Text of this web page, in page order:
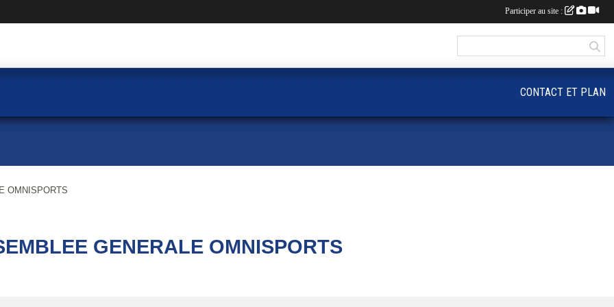
OMNISPORTS
GENERALE OMNISPORTS
CONTACT ET PLAN
Participer au site :